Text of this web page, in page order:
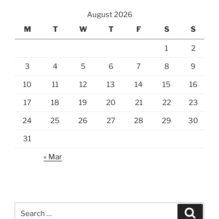
August 2026
M
T W T F S S
1 2
3 4 5 6 7 8 9
10 11 12 13 14 15 16
17 18 19 20 21 22 23
24 25 26 27 28 29 30
31
« Mar